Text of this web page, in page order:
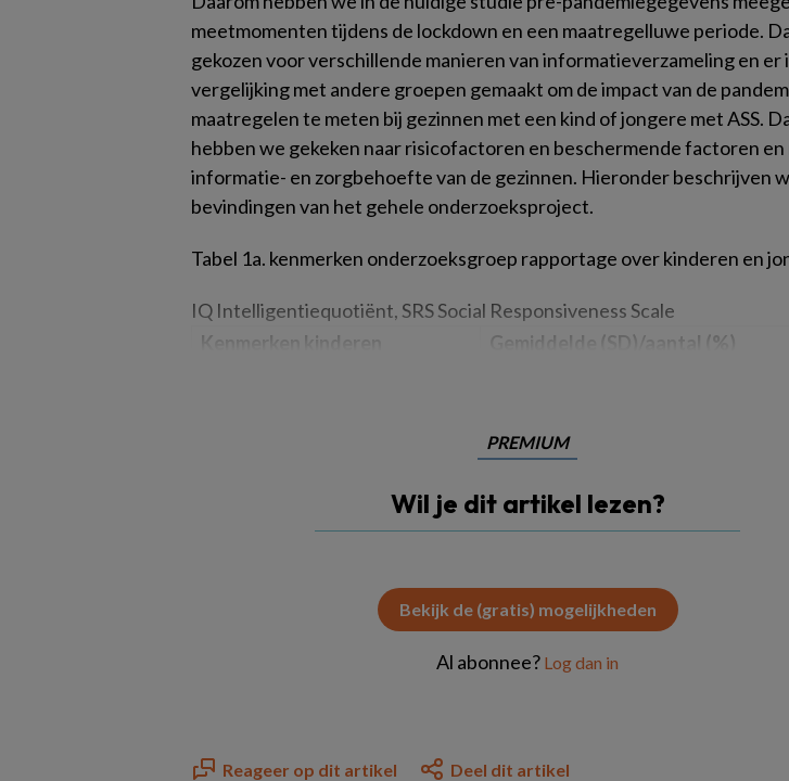
meetmomenten tijdens de lockdown en een maatregelluwe periode.
gekozen voor verschillende manieren van informatieverzameling en er
vergelijking met andere groepen gemaakt om de impact van de
maatregelen te meten bij gezinnen met een kind of jongere met ASS.
hebben we gekeken naar risicofactoren en beschermende factoren en
informatie- en zorgbehoefte van de gezinnen. Hieronder beschrijven
bevindingen van het gehele onderzoeksproject.
Tabel 1a. kenmerken onderzoeksgroep rapportage over kinderen en
IQ Intelligentiequotiënt, SRS Social Responsiveness Scale
Kenmerken kinderen
Gemiddelde (SD)/aantal (%)
PREMIUM
Wil je dit artikel lezen?
Bekijk de (gratis) mogelijkheden
Al abonnee? Log dan in
Reageer op dit artikel Deel dit artikel